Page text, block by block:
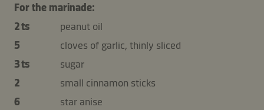
For the marinade:
2 ts
peanut oil
5
cloves of garlic, thinly sliced
3 ts
sugar
2
small cinnamon sticks
6
star anise